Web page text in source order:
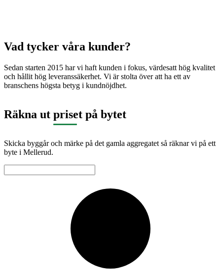
Vad tycker våra kunder?
Sedan starten 2015 har vi haft kunden i fokus, värdesatt hög kvalitet
och hållit hög leveranssäkerhet. Vi är stolta över att ha ett av
branschens högsta betyg i kundnöjdhet.
Räkna ut priset på bytet
Skicka byggår och märke på det gamla aggregatet så räknar vi på ett
byte i Mellerud.